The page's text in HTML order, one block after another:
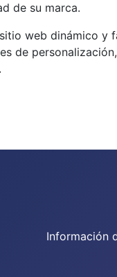
de su marca.
web dinámico
de
Información